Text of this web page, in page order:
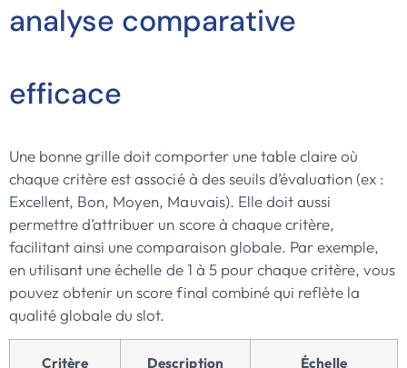
analyse comparative
efficace
Une bonne grille doit comporter une table claire où
chaque critère est associé à des seuils d’évaluation (ex :
Excellent, Bon, Moyen, Mauvais). Elle doit aussi
permettre d’attribuer un score à chaque critère,
facilitant ainsi une comparaison globale. Par exemple,
en utilisant une échelle de 1 à 5 pour chaque critère, vous
pouvez obtenir un score final combiné qui reflète la
qualité globale du slot.
Critère Description
Échelle